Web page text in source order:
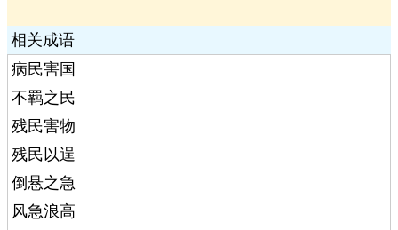
相关成语
病民害国
不羁之民
残民害物
残民以逞
倒悬之急
风急浪高